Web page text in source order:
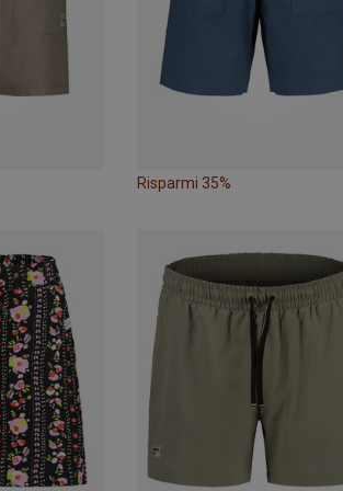
Risparmi 35%